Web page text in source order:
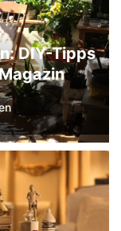
DIY-Tipps